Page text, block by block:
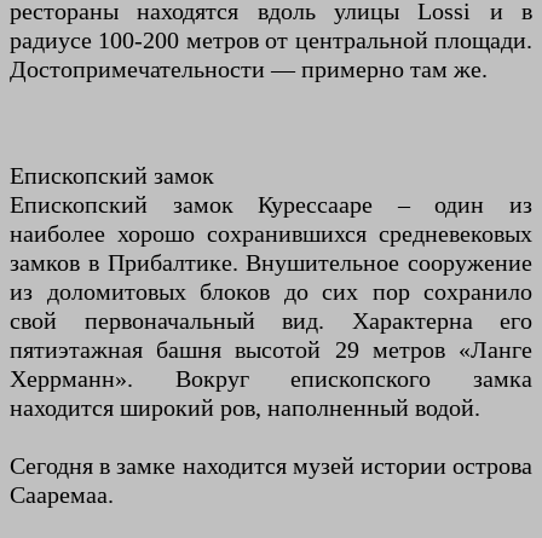
рестораны находятся вдоль улицы Lossi и в
радиусе 100-200 метров от центральной площади.
Достопримечательности — примерно там же.
Епископский замок
Епископский замок Курессааре – один из
наиболее хорошо сохранившихся средневековых
замков в Прибалтике. Внушительное сооружение
из доломитовых блоков до сих пор сохранило
свой первоначальный вид. Характерна его
пятиэтажная башня высотой 29 метров «Ланге
Херрманн». Вокруг епископского замка
находится широкий ров, наполненный водой.
Сегодня в замке находится музей истории острова
Сааремаа.